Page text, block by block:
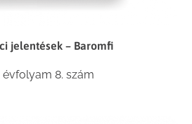
jelentések – Baromfi
évfolyam 8. szám